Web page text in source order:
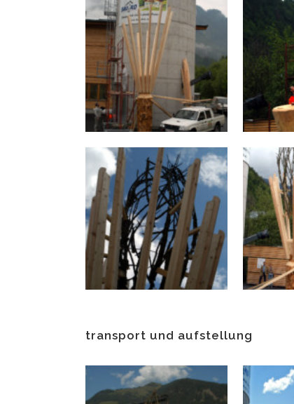
transport und aufstellung